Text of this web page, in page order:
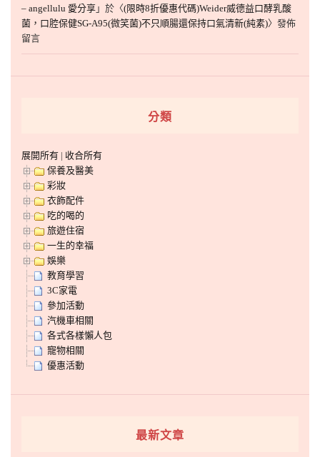
– angellulu 愛分享 」於〈(限時8折優惠代碼)Weider威德益口酵乳酸
菌，口腔保健SG-A95(微笑菌)不只順腸還保持口氣清新(純素)〉發佈
留言
分類
展開所有 | 收合所有
保養及醫美
彩妝
衣飾配件
吃的喝的
旅遊住宿
一生的幸福
娛樂
教育學習
3C家電
參加活動
汽機車相關
各式各樣懶人包
寵物相關
優惠活動
最新文章